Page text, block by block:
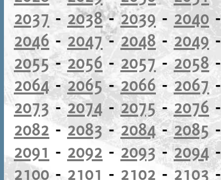
2037 - 2038-2039 - 2040
2046 - 2047-2048-2049
2055-2056 - 2057-2058
2064-2065-2066-2067
2073 -2074-2075-2076
2082 -2083-2084-2085
2091 - 2092 -2093-2094
2100- 2101 - 2102 - 2103